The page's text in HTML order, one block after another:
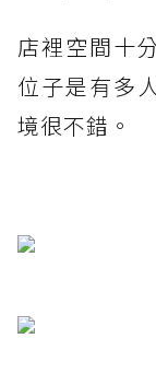
店裡空間十
位子是有多
境很不錯。